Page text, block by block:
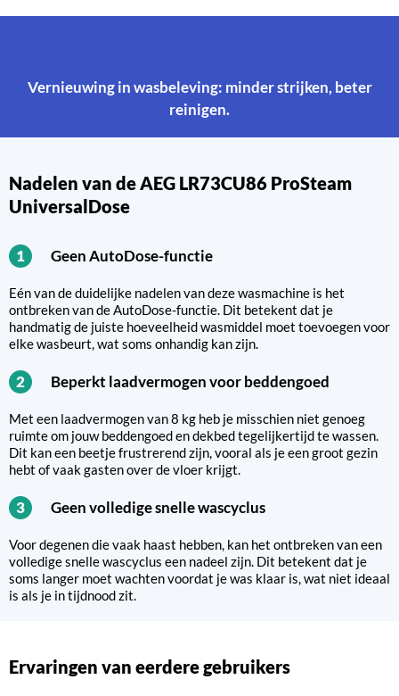
Vernieuwing in wasbeleving: minder strijken, beter
reinigen.
Nadelen van de AEG LR73CU86 ProSteam
UniversalDose
1 Geen AutoDose-functie
Eén van de duidelijke nadelen van deze wasmachine is het
ontbreken van de AutoDose-functie. Dit betekent dat je
handmatig de juiste hoeveelheid wasmiddel moet toevoegen voor
elke wasbeurt, wat soms onhandig kan zijn.
2 Beperkt laadvermogen voor beddengoed
Met een laadvermogen van 8 kg heb je misschien niet genoeg
ruimte om jouw beddengoed en dekbed tegelijkertijd te wassen.
Dit kan een beetje frustrerend zijn, vooral als je een groot gezin
hebt of vaak gasten over de vloer krijgt.
3 Geen volledige snelle wascyclus
Voor degenen die vaak haast hebben, kan het ontbreken van een
volledige snelle wascyclus een nadeel zijn. Dit betekent dat je
soms langer moet wachten voordat je was klaar is, wat niet ideaal
is als je in tijdnood zit.
Ervaringen van eerdere gebruikers